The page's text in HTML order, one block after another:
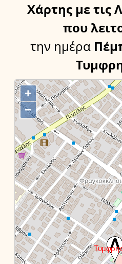
Χάρτης με τις
που
την ημέρα
+
−